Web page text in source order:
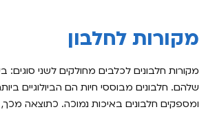
מקורות לחלבון
מקורות חלבונים לכלבים מחולקים לשני סוגים:
שלהם. חלבונים מבוססי חיות הם הביולוגיים
ומספקים חלבונים באיכות נמוכה. כתוצאה